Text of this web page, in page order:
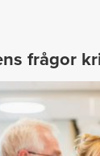
frågor